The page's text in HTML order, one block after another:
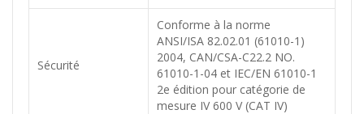
Sécurité
Conforme à la norme
ANSI/ISA 82.02.01 (61010-1)
2004, CAN/CSA-C22.2 NO.
61010-1-04 et IEC/EN 61010-1
2e édition pour catégorie de
mesure IV 600 V (CAT IV)